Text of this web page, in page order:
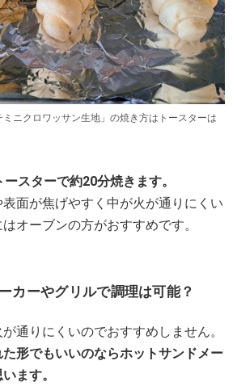
ニクロワッサン生地」の焼き方はトースターは
スターで約20分焼きます。
面が焦げやすく中が火が通りにくい
オーブンの方がおすすめです。
カーやグリルで調理は可能？
通りにくいのでおすすめしません。
形でもいいのならホットサンドメー
ます。